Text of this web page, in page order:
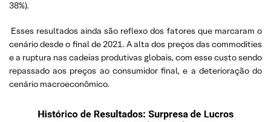
38%).
Esses resultados ainda são reflexo dos fatores que marcaram o
cenário desde o final de 2021. A alta dos preços das commodities
e a ruptura nas cadeias produtivas globais, com esse custo sendo
repassado aos preços ao consumidor final, e a deterioração do
cenário macroeconômico.